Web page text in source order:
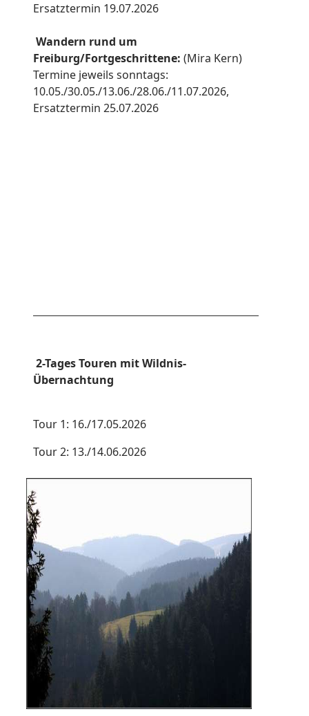
Ersatztermin 19.07.2026
Wandern rund um
Freiburg/Fortgeschrittene: (Mira Kern)
Termine jeweils sonntags:
10.05./30.05./13.06./28.06./11.07.2026,
Ersatztermin 25.07.2026
2-Tages Touren mit Wildnis-
Übernachtung
Tour 1: 16./17.05.2026
Tour 2: 13./14.06.2026